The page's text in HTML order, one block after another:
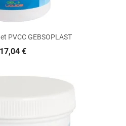
PVCC GEBSOPLAST
17,04 €